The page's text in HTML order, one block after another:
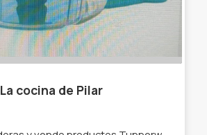
La cocina de Pilar